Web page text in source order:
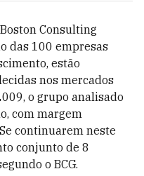
Consulting
das 100 empresas
estão
nos mercados
o grupo analisado
com margem
continuarem neste
conjunto de 8
o BCG.